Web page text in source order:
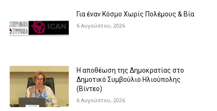
Για έναν Κόσμο Χωρίς Πολέμους & Βία
6 Αυγούστου, 2026
Η αποθέωση της Δημοκρατίας στο
Δημοτικό Συμβούλιο Ηλιούπολης
(Βίντεο)
6 Αυγούστου, 2026